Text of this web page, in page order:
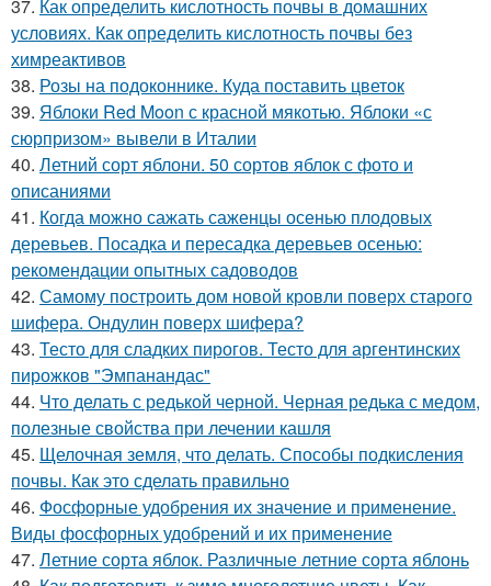
37. Как определить кислотность почвы в домашних
условиях. Как определить кислотность почвы без
химреактивов
38. Розы на подоконнике. Куда поставить цветок
39. Яблоки Red Moon с красной мякотью. Яблоки «с
сюрпризом» вывели в Италии
40. Летний сорт яблони. 50 сортов яблок с фото и
описаниями
41. Когда можно сажать саженцы осенью плодовых
деревьев. Посадка и пересадка деревьев осенью:
рекомендации опытных садоводов
42. Самому построить дом новой кровли поверх старого
шифера. Ондулин поверх шифера?
43. Тесто для сладких пирогов. Тесто для аргентинских
пирожков "Эмпанандас"
44. Что делать с редькой черной. Черная редька с медом,
полезные свойства при лечении кашля
45. Щелочная земля, что делать. Способы подкисления
почвы. Как это сделать правильно
46. Фосфорные удобрения их значение и применение.
Виды фосфорных удобрений и их применение
47. Летние сорта яблок. Различные летние сорта яблонь